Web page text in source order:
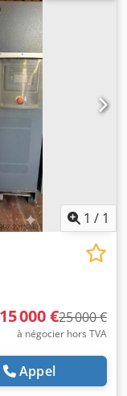
6,9 m³/min -
: encapsulée -
Dsfx Acmekr -
en charge :
:
1 / 1
15 000 €25 000 €
à négocier hors TVA
Appel